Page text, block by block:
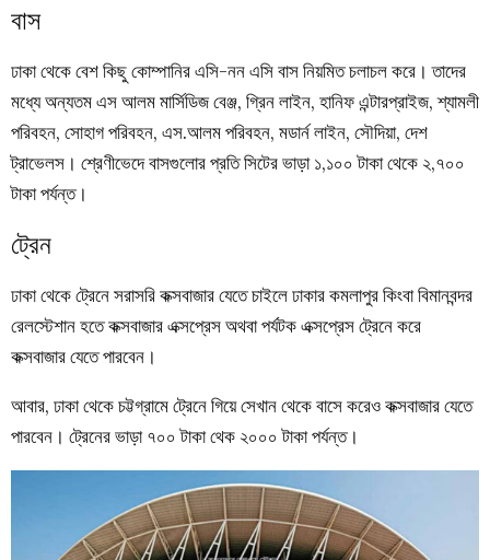
বাস
ঢাকা থেকে বেশ কিছু কোম্পানির এসি-নন এসি বাস নিয়মিত চলাচল করে।তাদের
মধ্যে অন্যতম এস আলম মার্সিডিজ বেঞ্জ, গ্রিন লাইন, হানিফ এন্টারপ্রাইজ, শ্যামলী
পরিবহন, সোহাগ পরিবহন, এস.আলম পরিবহন, মডার্ন লাইন, সৌদিয়া, দেশ
ট্রাভেলস। শ্রেণীভেদে বাসগুলোর প্রতি সিটের ভাড়া ১,১০০ টাকা থেকে ২,৭০০
টাকা পর্যন্ত।
ট্রেন
ঢাকা থেকে ট্রেনে সরাসরি কক্সবাজার যেতে চাইলে ঢাকার কমলাপুর কিংবা বিমানবন্দর
রেলস্টেশান হতে কক্সবাজার এক্সপ্রেস অথবা পর্যটক এক্সপ্রেস ট্রেনে করে
কক্সবাজার যেতে পারবেন।
আবার, ঢাকা থেকে চট্টগ্রামে ট্রেনে গিয়ে সেখান থেকে বাসে করেও কক্সবাজার যেতে
পারবেন। ট্রেনের ভাড়া ৭০০ টাকা থেক ২০০০ টাকা পর্যন্ত।